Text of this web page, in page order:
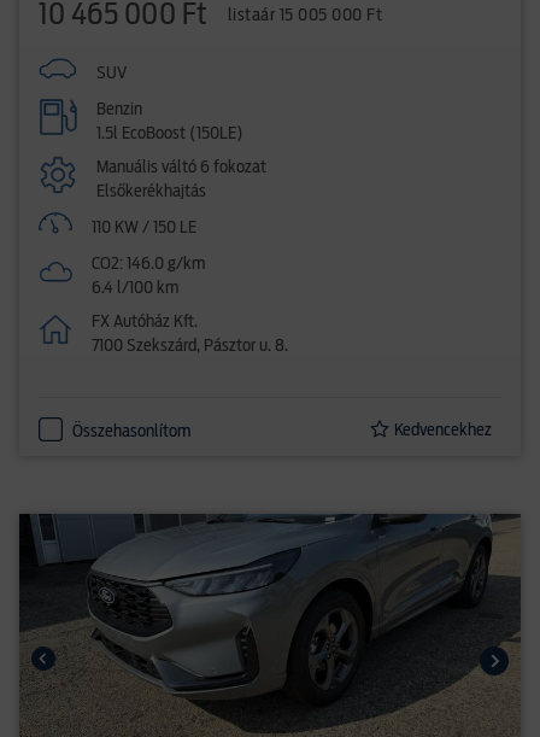
10 465 000 Ft listaár 15 005 000 Ft
SUV
Benzin
1.5l EcoBoost (150LE)
Manuális váltó 6 fokozat
Elsőkerékhajtás
110 KW / 150 LE
CO2: 146.0 g/km
6.4 l/100 km
FX Autóház Kft.
7100 Szekszárd, Pásztor u. 8.
Összehasonlítom Kedvencekhez